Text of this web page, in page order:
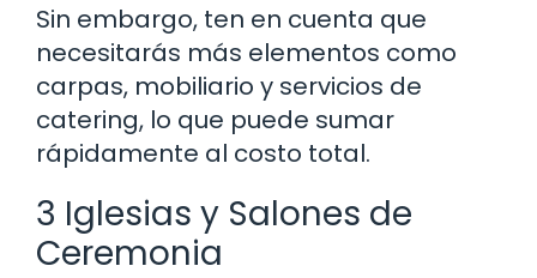
Sin embargo, ten en cuenta que
necesitarás más elementos como
carpas, mobiliario y servicios de
catering, lo que puede sumar
rápidamente al costo total.
3 Iglesias y Salones de
Ceremonia